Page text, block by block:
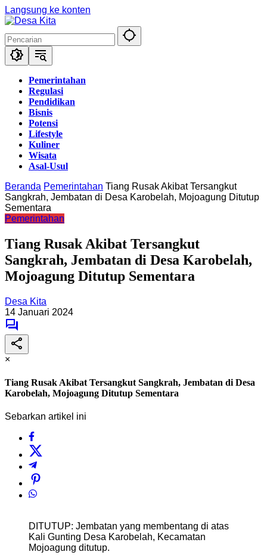
Langsung ke konten
Pemerintahan
Regulasi
Pendidikan
Bisnis
Potensi
Lifestyle
Kuliner
Wisata
Asal-Usul
Beranda Pemerintahan Tiang Rusak Akibat Tersangkut
Sangkrah, Jembatan di Desa Karobelah, Mojoagung Ditutup
Sementara
Pemerintahan
Tiang Rusak Akibat Tersangkut
Sangkrah, Jembatan di Desa Karobelah,
Mojoagung Ditutup Sementara
Desa Kita
14 Januari 2024
×
Tiang Rusak Akibat Tersangkut Sangkrah, Jembatan di Desa
Karobelah, Mojoagung Ditutup Sementara
Sebarkan artikel ini
DITUTUP: Jembatan yang membentang di atas
Kali Gunting Desa Karobelah, Kecamatan
Mojoagung ditutup.